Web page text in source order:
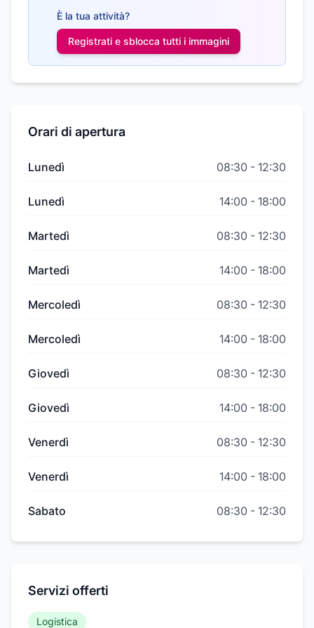
È la tua attività?
Registrati e sblocca tutti i immagini
Orari di apertura
Lunedì 08:30 - 12:30
Lunedì 14:00 - 18:00
Martedì 08:30 - 12:30
Martedì 14:00 - 18:00
Mercoledì 08:30 - 12:30
Mercoledì 14:00 - 18:00
Giovedì 08:30 - 12:30
Giovedì 14:00 - 18:00
Venerdì 08:30 - 12:30
Venerdì 14:00 - 18:00
Sabato 08:30 - 12:30
Servizi offerti
Logistica